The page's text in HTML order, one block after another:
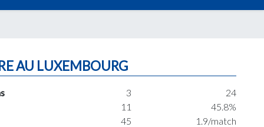
AU LUXEMBOURG
3
24
11
45.8%
45
1.9/match